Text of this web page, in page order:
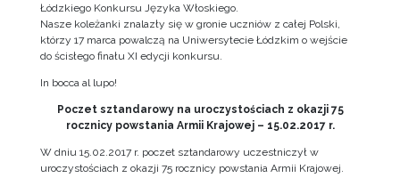
Łódzkiego Konkursu Języka Włoskiego.
Nasze koleżanki znalazły się w gronie uczniów z całej Polski,
którzy 17 marca powalczą na Uniwersytecie Łódzkim o wejście
do ścisłego finału XI edycji konkursu.
In bocca al lupo!
Poczet sztandarowy na uroczystościach z okazji 75
rocznicy powstania Armii Krajowej – 15.02.2017 r.
W dniu 15.02.2017 r. poczet sztandarowy uczestniczył w
uroczystościach z okazji 75 rocznicy powstania Armii Krajowej.